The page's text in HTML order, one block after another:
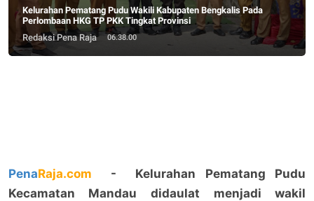
Kelurahan Pematang Pudu Wakili Kabupaten Bengkalis Pada
Perlombaan HKG TP PKK Tingkat Provinsi
Redaksi Pena Raja
06.38.00
PenaRaja.com - Kelurahan Pematang Pudu
Kecamatan Mandau didaulat menjadi wakil